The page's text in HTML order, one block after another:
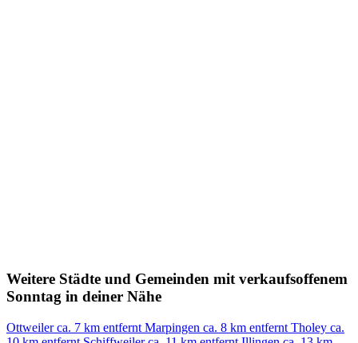
Weitere Städte und Gemeinden mit verkaufsoffenem
Sonntag in deiner Nähe
Ottweiler ca. 7 km entfernt Marpingen ca. 8 km entfernt Tholey ca.